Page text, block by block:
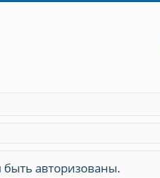
авторизованы.